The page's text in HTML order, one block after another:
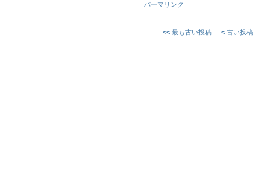
パーマリンク
<< 最も古い投稿 < 古い投稿